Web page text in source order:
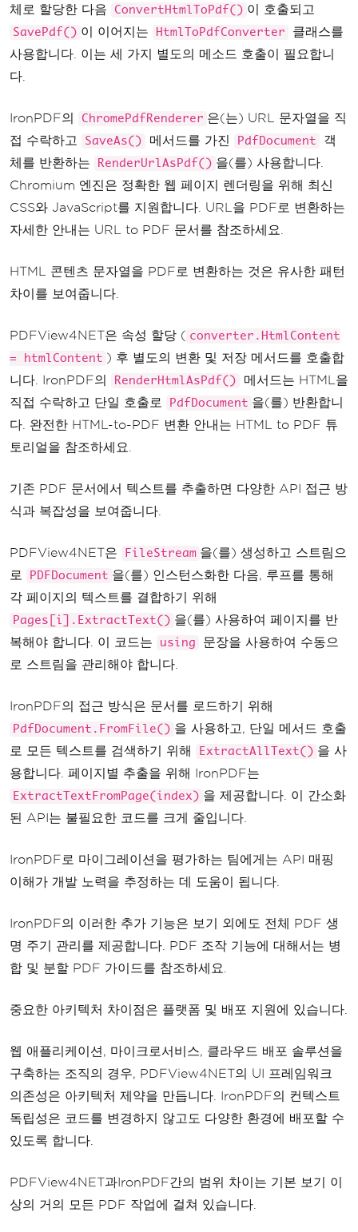
체로 할당한 다음 ConvertHtmlToPdf() 이 호출되고
SavePdf() 이 이어지는 HtmlToPdfConverter
클래스를
사용합니다. 이는 세 가지 별도의 메소드 호출이 필요합니
다.
IronPDF의 ChromePdfRenderer 은(는) URL 문자열을 직
접 수락하고
SaveAs() 메서드를 가진 PdfDocument
객
체를 반환하는
RenderUrlAsPdf() 을(를) 사용합니다.
Chromium 엔진은 정확한 웹 페이지 렌더링을 위해 최신
CSS와 JavaScript를 지원합니다. URL을 PDF로 변환하는
자세한 안내는 URL to PDF 문서를 참조하세요.
HTML 콘텐츠 문자열을 PDF로 변환하는 것은 유사한 패턴
차이를 보여줍니다.
PDFView4NET은 속성 할당 ( converter.HtmlContent
= htmlContent ) 후 별도의 변환 및 저장 메서드를 호출합
니다. IronPDF의
RenderHtmlAsPdf()
메서드는 HTML을
직접 수락하고 단일 호출로
PdfDocument 을(를) 반환합니
다. 완전한 HTML-to-PDF 변환 안내는 HTML to PDF 튜
토리얼을 참조하세요.
기존 PDF 문서에서 텍스트를 추출하면 다양한 API 접근 방
식과 복잡성을 보여줍니다.
PDFView4NET은 FileStream 을(를) 생성하고 스트림으
로
PDFDocument 을(를) 인스턴스화한 다음, 루프를 통해
각 페이지의 텍스트를 결합하기 위해
Pages[i].ExtractText() 을(를) 사용하여 페이지를 반
복해야 합니다. 이 코드는
using
문장을 사용하여 수동으
로 스트림을 관리해야 합니다.
IronPDF의 접근 방식은 문서를 로드하기 위해
PdfDocument.FromFile() 을 사용하고, 단일 메서드 호출
로 모든 텍스트를 검색하기 위해
ExtractAllText() 을 사
용합니다. 페이지별 추출을 위해 IronPDF는
ExtractTextFromPage(index) 을 제공합니다. 이 간소화
된 API는 불필요한 코드를 크게 줄입니다.
IronPDF로 마이그레이션을 평가하는 팀에게는 API 매핑
이해가 개발 노력을 추정하는 데 도움이 됩니다.
IronPDF의 이러한 추가 기능은 보기 외에도 전체 PDF 생
명 주기 관리를 제공합니다. PDF 조작 기능에 대해서는 병
합 및 분할 PDF 가이드를 참조하세요.
중요한 아키텍처 차이점은 플랫폼 및 배포 지원에 있습니다.
웹 애플리케이션, 마이크로서비스, 클라우드 배포 솔루션을
구축하는 조직의 경우, PDFView4NET의 UI 프레임워크
의존성은 아키텍처 제약을 만듭니다. IronPDF의 컨텍스트
독립성은 코드를 변경하지 않고도 다양한 환경에 배포할 수
있도록 합니다.
PDFView4NET과IronPDF간의 범위 차이는 기본 보기 이
상의 거의 모든 PDF 작업에 걸쳐 있습니다.